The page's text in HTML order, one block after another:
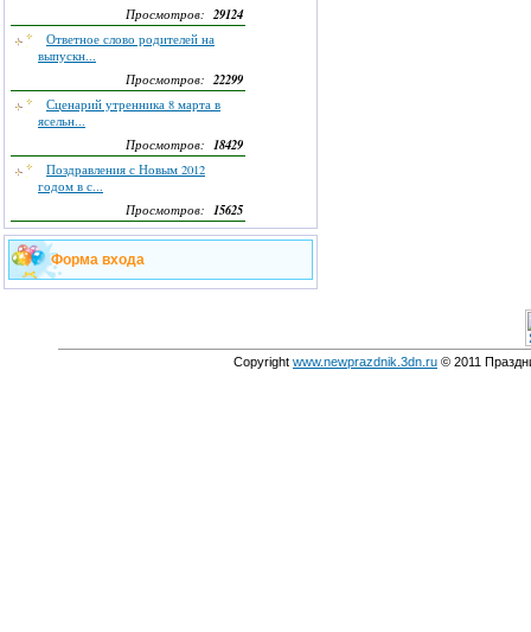
Просмотров:29124
Ответное слово родителей на
выпускн...
Просмотров:22299
Сценарий утренника 8 марта в
ясельн...
Просмотров: 18429
Поздравления с Новым 2012
годом в с...
Просмотров: 15625
Форма входа
Copyright www.newprazdnik.3dn.ru © 2011